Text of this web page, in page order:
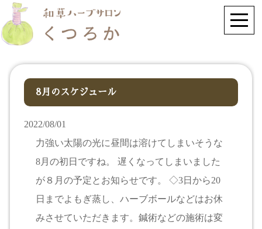
8月のスケジュール
2022/08/01
力強い太陽の光に昼間は溶けてしまいそうな
8月の初日ですね。 遅くなってしまいました
が８月の予定とお知らせです。 ◇3日から20
日までよもぎ蒸し、ハーブボールなどはお休
みさせていただきます。鍼術などの施術は変